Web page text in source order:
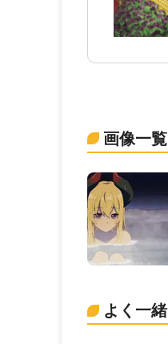
画像一覧
よく一